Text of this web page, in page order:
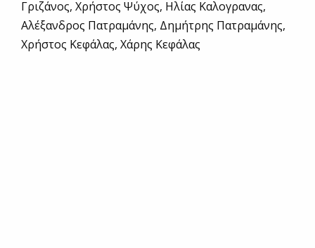
Γριζάνος, Χρήστος Ψύχος, Ηλίας Καλογρανας,
Αλέξανδρος Πατραμάνης, Δημήτρης Πατραμάνης,
Χρήστος Κεφάλας, Χάρης Κεφάλας